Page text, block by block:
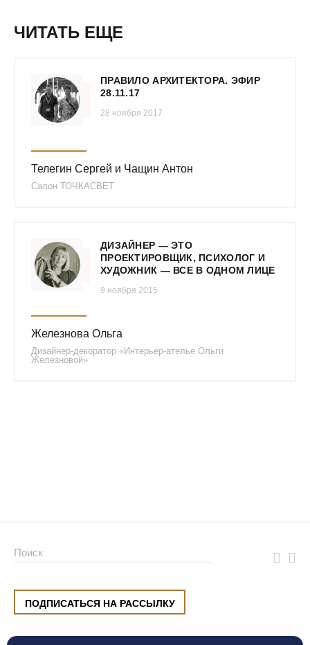
ЧИТАТЬ ЕЩЕ
ПРАВИЛО АРХИТЕКТОРА. ЭФИР
28.11.17
28 ноября 2017
Телегин Сергей и Чащин Антон
Салон ТОЧКАСВЕТ
ДИЗАЙНЕР — ЭТО
ПРОЕКТИРОВЩИК, ПСИХОЛОГ И
ХУДОЖНИК — ВСЕ В ОДНОМ ЛИЦЕ
9 ноября 2015
Железнова Ольга
Дизайнер-декоратор «Интерьер-ателье Ольги
Железновой»
ПОДПИСАТЬСЯ НА РАССЫЛКУ
ул. Малышева, 8, Екатеринбург